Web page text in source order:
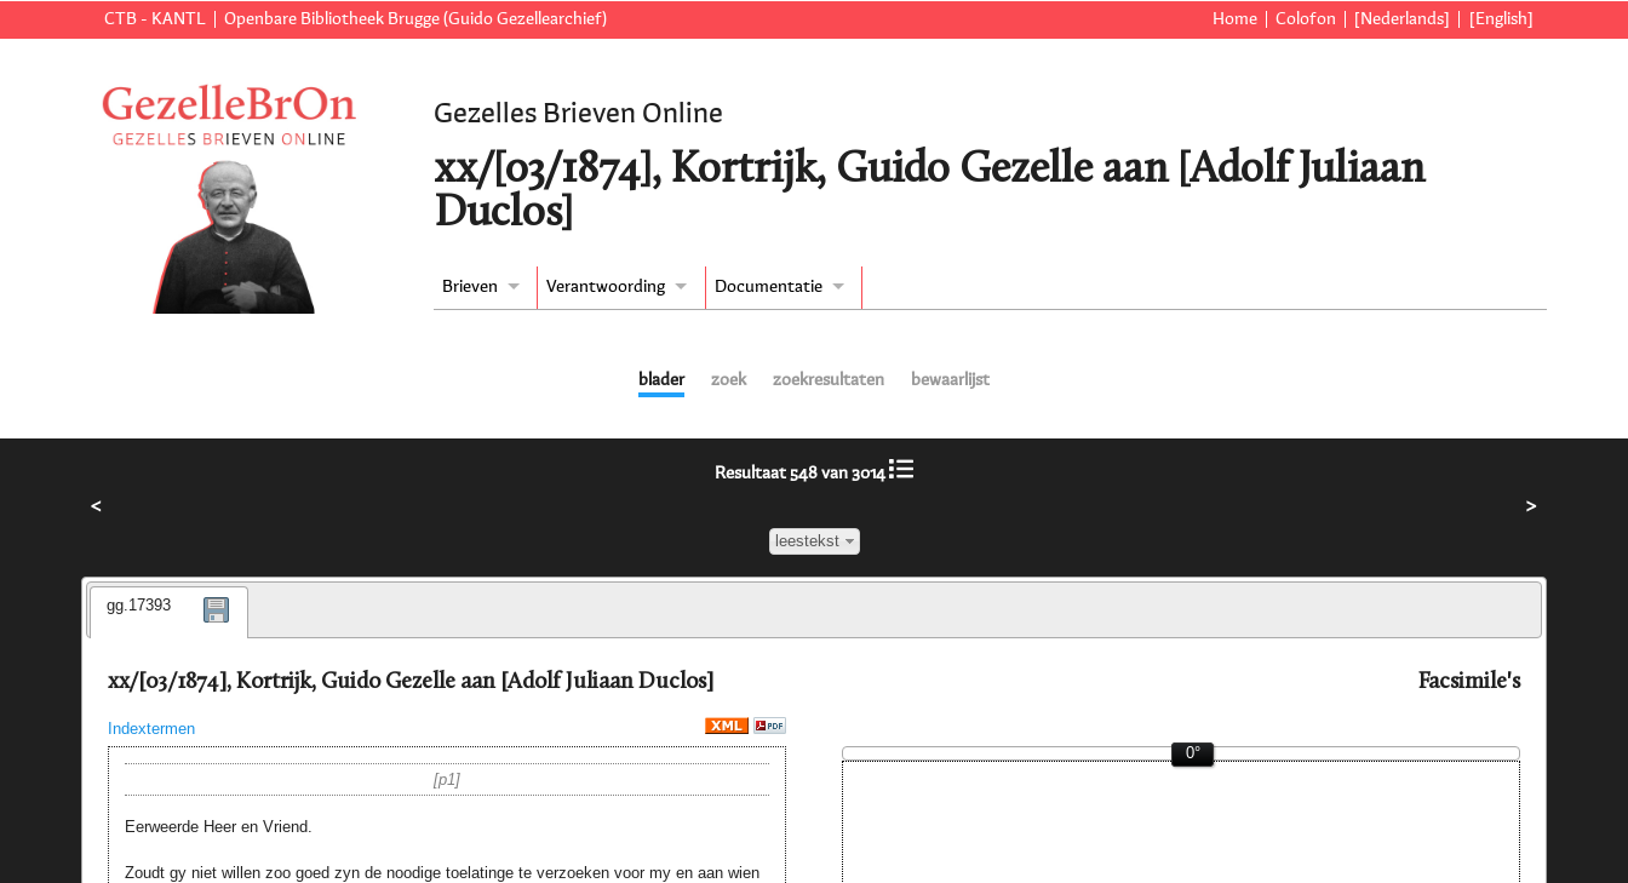
CTB - KANTL Openbare Bibliotheek Brugge (Guido Gezellearchief) Home Colofon [Nederlands] [English]
Gezelles Brieven Online
xx/[03/1874], Kortrijk, Guido Gezelle aan [Adolf Juliaan
Duclos]
Brieven Verantwoording Documentatie
blader zoek zoekresultaten bewaarlijst
<
Resultaat 548 van 3014
leestekst
>
gg.17393
xx/[03/1874], Kortrijk, Guido Gezelle aan [Adolf Juliaan Duclos]
Indextermen
Facsimile's
p1
Eerweerde Heer en Vriend.
Zoudt gy niet willen zoo goed zyn de noodige toelatinge te verzoeken voor my en aan wien
0°